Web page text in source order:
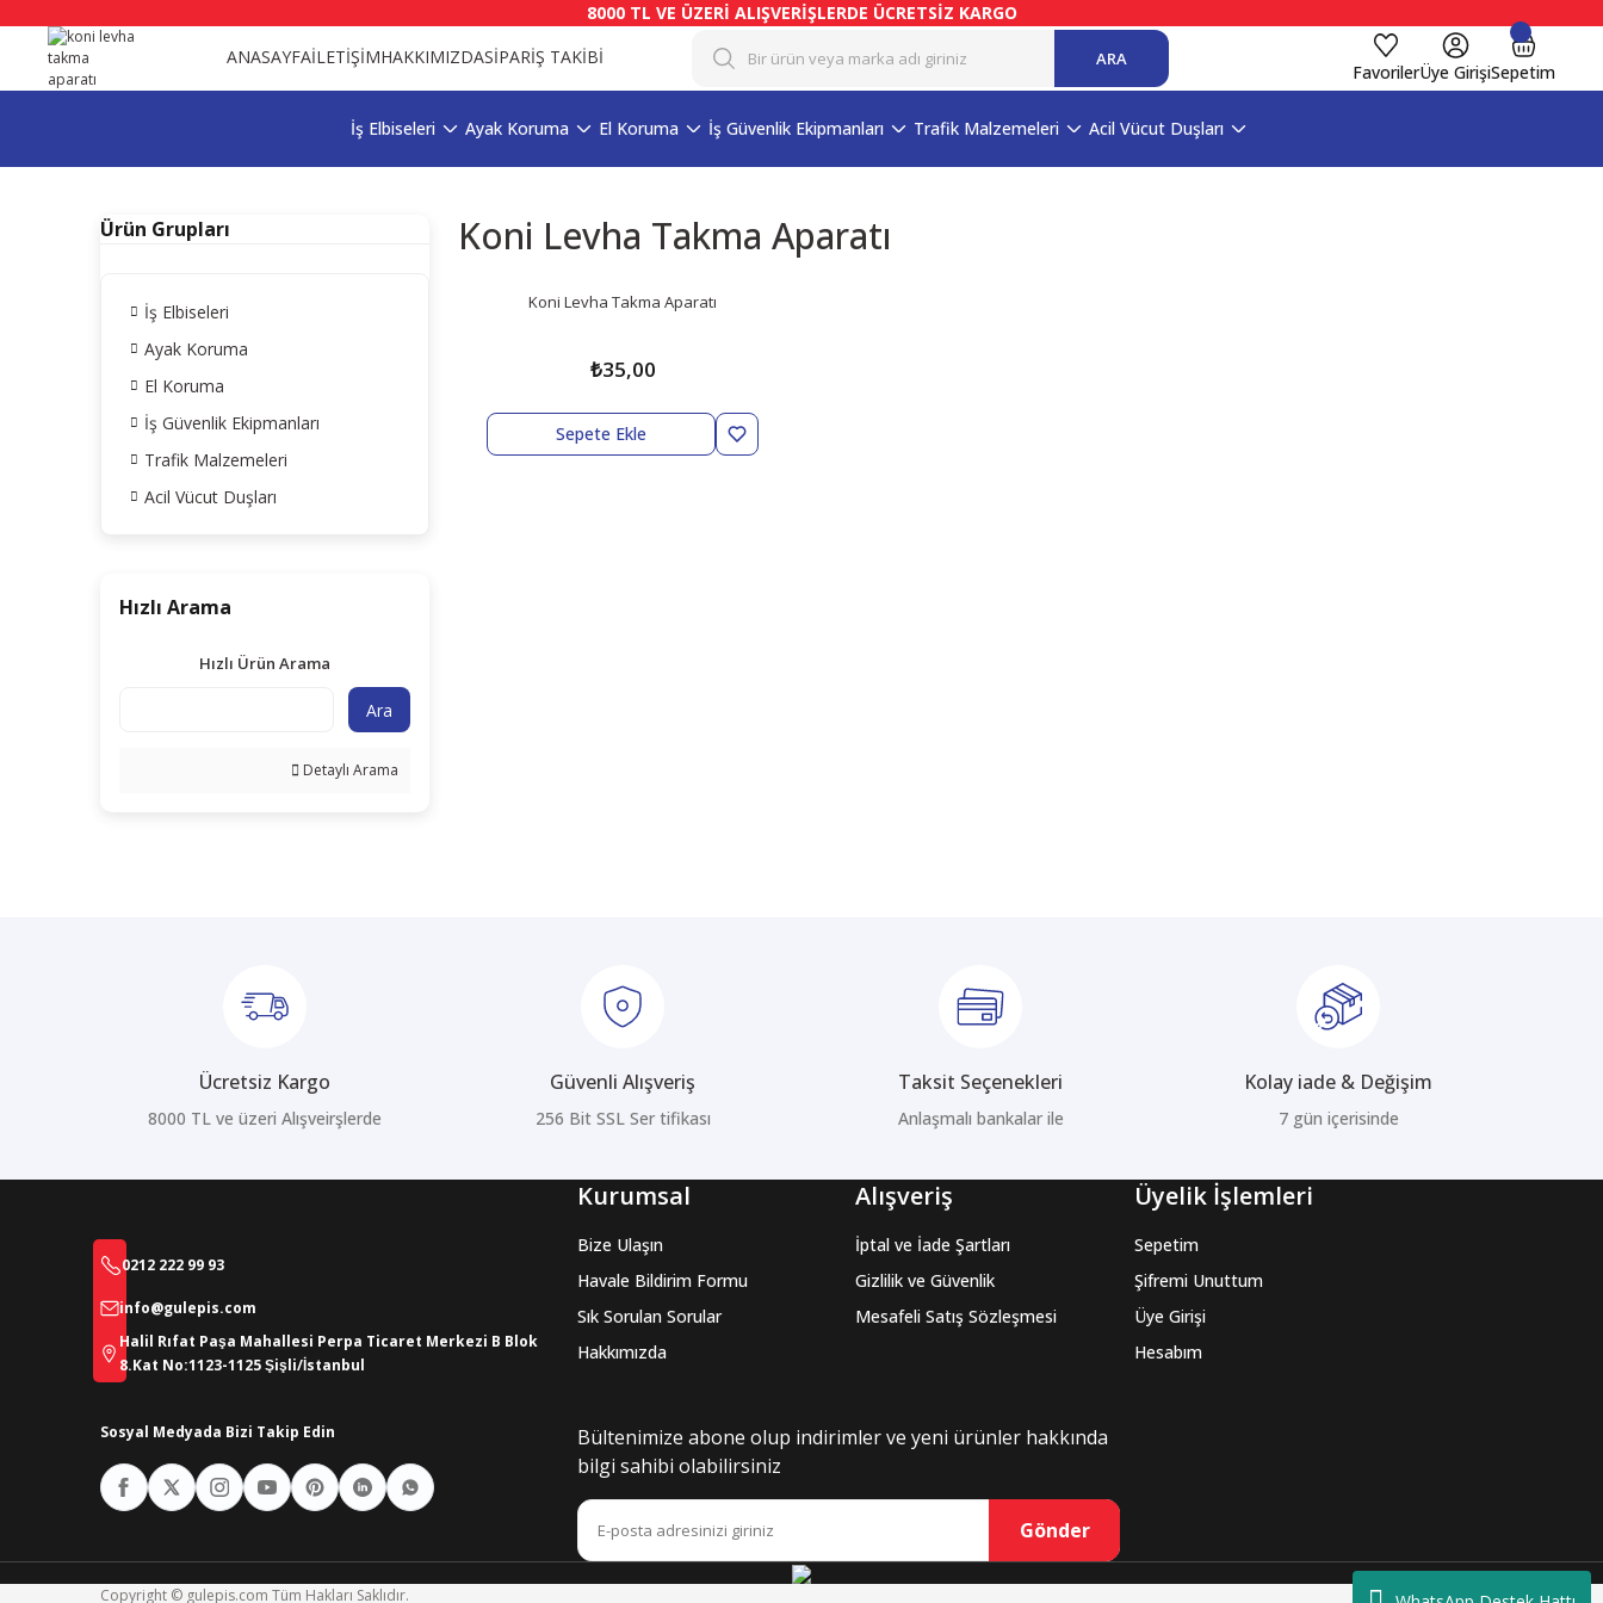
8000 TL VE ÜZERİ ALIŞVERİŞLERDE ÜCRETSİZ KARGO
ANASAYFAİLETİŞİMHAKKIMIZDASİPARİŞ TAKİBİ ARA
FavorilerÜye GirişiSepetim
İş Elbiseleri Ayak Koruma El Koruma İş Güvenlik Ekipmanları Trafik Malzemeleri Acil Vücut Duşları
Ürün Grupları
İş Elbiseleri
Ayak Koruma
El Koruma
İş Güvenlik Ekipmanları
Trafik Malzemeleri
Acil Vücut Duşları
Hızlı Arama
Hızlı Ürün Arama
Ara
Detaylı Arama
Koni Levha Takma Aparatı
Koni Levha Takma Aparatı
₺35,00
Sepete Ekle
Ücretsiz Kargo
8000 TL ve üzeri Alışveirşlerde
Güvenli Alışveriş
256 Bit SSL Ser tifikası
Taksit Seçenekleri
Anlaşmalı bankalar ile
Kolay iade & Değişim
7 gün içerisinde
0212 222 99 93
info@gulepis.com
Halil Rıfat Paşa Mahallesi Perpa Ticaret Merkezi B Blok
8.Kat No:1123-1125 Şişli/İstanbul
Sosyal Medyada Bizi Takip Edin
Kurumsal
Bize Ulaşın
Havale Bildirim Formu
Sık Sorulan Sorular
Hakkımızda
Alışveriş
İptal ve İade Şartları
Gizlilik ve Güvenlik
Mesafeli Satış Sözleşmesi
Üyelik İşlemleri
Sepetim
Şifremi Unuttum
Üye Girişi
Hesabım
Bültenimize abone olup indirimler ve yeni ürünler hakkında
bilgi sahibi olabilirsiniz
Gönder
Copyright © gulepis.com Tüm Hakları Saklıdır.